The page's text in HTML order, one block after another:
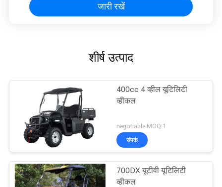
जारी रखें
शीर्ष उत्पाद
400cc 4 व्हील यूटिलिटी
व्हीकल
negotiable MOQ:1
संपर्क
700DX यूटीवी यूटिलिटी
व्हीकल